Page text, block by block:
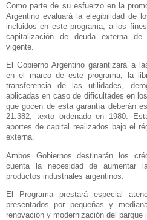
Como parte de su esfuerzo en la
Argentino evaluará la elegibilidad de
incluidos en este programa, a los
capitalización de deuda externa
vigente.
El Gobierno Argentino garantizará a
en el marco de este programa, la
transferencia de las utilidades,
aplicadas en caso de dificultades en
que gocen de esta garantía deberán
21.382, texto ordenado en 1980.
aportes de capital realizados bajo el
externa.
Ambos Gobiernos destinarán los
cuenta la necesidad de aumentar
productos industriales argentinos.
El Programa prestará especial
presentados por pequeñas y
renovación y modernización del parque